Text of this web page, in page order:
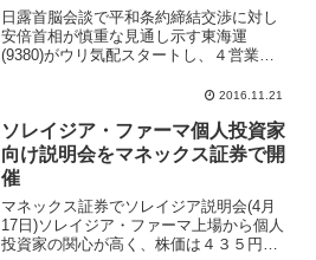
日露首脳会談で平和条約締結交渉に対し
安倍首相が慎重な見通し示す東海運
(9380)がウリ気配スタートし、４営業日
巡後は前週末終値556円近辺で小動き。前
―を訪れている安倍...
2016.11.21
ソレイジア・ファーマ個人投資家
向け説明会をマネックス証券で開
催
マネックス証券でソレイジア説明会(4月
17日)ソレイジア・ファーマ上場から個人
投資家の関心が高く、株価は４３５円ま